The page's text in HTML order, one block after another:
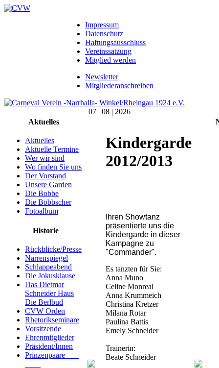
Impressum
Datenschutz
Haftungsausschluss
Vereinssatzung
Mitglied werden
Newsletter
Mitgliederanschreiben
07 | 08 | 2026
Aktuelles
Aktuelles
Aktuelle Termine
Wer wir sind
Wo finden Sie uns
Der Vorstand
Unsere Garden
Die Bobbe
Die Böbbscher
Fotoalbum
Historie
Rückblicke/Presse
Narrenspiegel
Schlappeabend
Die Jokusklause
Das Dietmar
Schneider Haus
Die Berlbud
CVW Orden
Rhetorikseminare
Vorsitzende
Ehrenmitglieder
Präsident/Innen
Prinzenpaare
Kindergarde
2012/2013
Ihren Showtanz
präsentierte uns die
Kindergarde in dieser
Kampagne zu
"Commander".
Es tanzten für Sie:
Anna Muno
Celine Monreal
Anna Krummeich
Christina Kretzer
Milana Rotar
Paulina Battis
Emely Schneider
Trainerin:
Beate Schneider